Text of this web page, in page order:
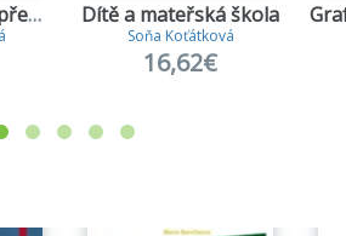
Komunikace dětí předškolního věku Dítě a mateřská škola
Soňa Koťátková
16,62€